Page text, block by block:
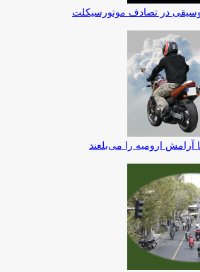
در تصادف موتورسیکلت
ارومیه را می‌بلعند